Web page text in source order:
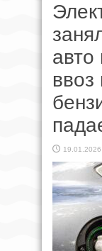
авто
ввоз